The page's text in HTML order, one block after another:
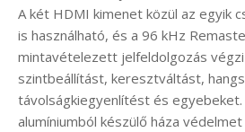
A két HDMI kimenet közül az egyik
is használható, és a 96 kHz
mintavételezett jelfeldolgozás
szintbeállítást, keresztváltást,
távolságkiegyenlítést és
alumíniumból készülő háza